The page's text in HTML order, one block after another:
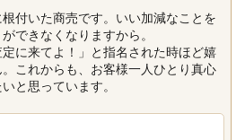
付いた商売です。いい加減なことを
できなくなりますから。
に来てよ！」と指名された時ほど嬉
これからも、お客様一人ひとり真心
と思っています。